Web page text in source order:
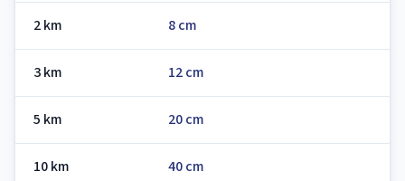
2 km 8 cm
3 km 12 cm
5 km 20 cm
10 km 40 cm